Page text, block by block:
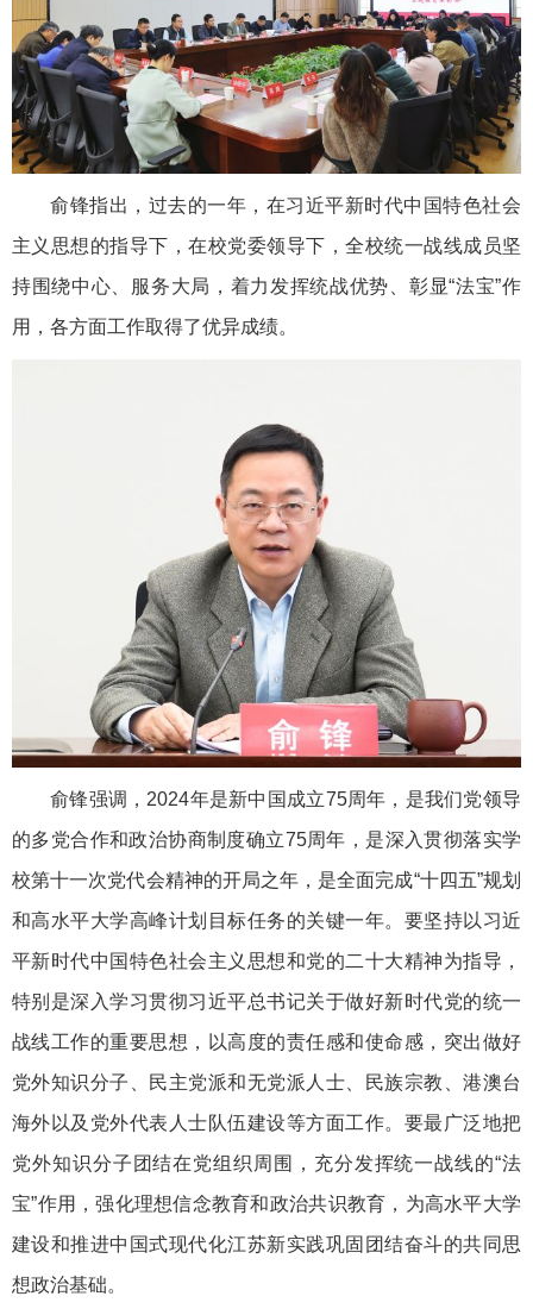
俞锋指出，过去的一年，在习近平新时代中国特色社会
主义思想的指导下，在校党委领导下，全校统一战线成员坚
持围绕中心、服务大局，着力发挥统战优势、彰显“法宝”作
用，各方面工作取得了优异成绩。
俞锋强调，2024年是新中国成立75周年，是我们党领导
的多党合作和政治协商制度确立75周年，是深入贯彻落实学
校第十一次党代会精神的开局之年，是全面完成“十四五”规划
和高水平大学高峰计划目标任务的关键一年。要坚持以习近
平新时代中国特色社会主义思想和党的二十大精神为指导，
特别是深入学习贯彻习近平总书记关于做好新时代党的统一
战线工作的重要思想，以高度的责任感和使命感，突出做好
党外知识分子、民主党派和无党派人士、民族宗教、港澳台
海外以及党外代表人士队伍建设等方面工作。要最广泛地把
党外知识分子团结在党组织周围，充分发挥统一战线的“法
宝”作用，强化理想信念教育和政治共识教育，为高水平大学
建设和推进中国式现代化江苏新实践巩固团结奋斗的共同思
想政治基础。